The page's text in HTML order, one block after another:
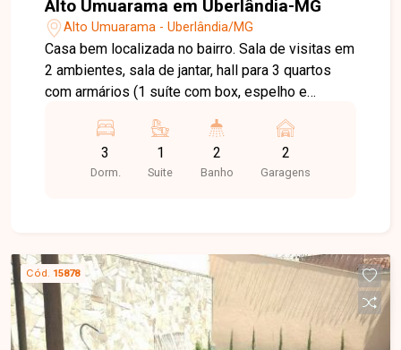
Alto Umuarama em Uberlândia-MG
Alto Umuarama - Uberlândia/MG
Casa bem localizada no bairro. Sala de visitas em
2 ambientes, sala de jantar, hall para 3 quartos
com armários (1 suíte com box, espelho e
e armário na pia, cozinha montada com armários,
cooktop, forno, coifa e mesa em granito, ampla
varanda gourmet com churrasqueira, armário na
170,92m², área do terreno de 250 m².
3
Dorm.
1
Suite
2
Banho
2
Garagens
Cód. 15878